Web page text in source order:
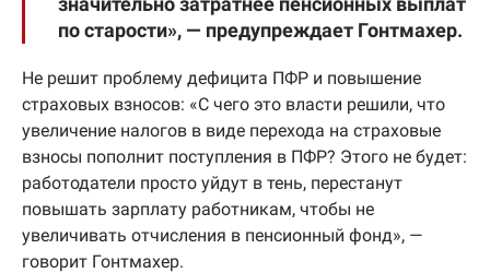
по старости», — предупреждает Гонтмахер.
Не решит проблему дефицита ПФР и повышение
страховых взносов: «С чего это власти решили, что
увеличение налогов в виде перехода на страховые
взносы пополнит поступления в ПФР? Этого не будет:
работодатели просто уйдут в тень, перестанут
повышать зарплату работникам, чтобы не
увеличивать отчисления в пенсионный фонд», —
говорит Гонтмахер.